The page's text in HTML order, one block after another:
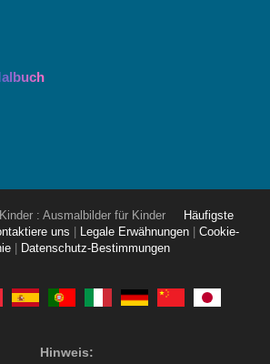
: Ausmalbilder für Kinder
Häufigste
uns Legale Erwähnungen
Cookie-
Datenschutz-Bestimmungen
Hinweis: